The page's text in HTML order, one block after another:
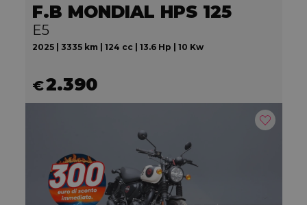
F.B MONDIAL HPS 125
E5
2025 | 3335 km | 124 cc | 13.6 Hp | 10 Kw
€2.390